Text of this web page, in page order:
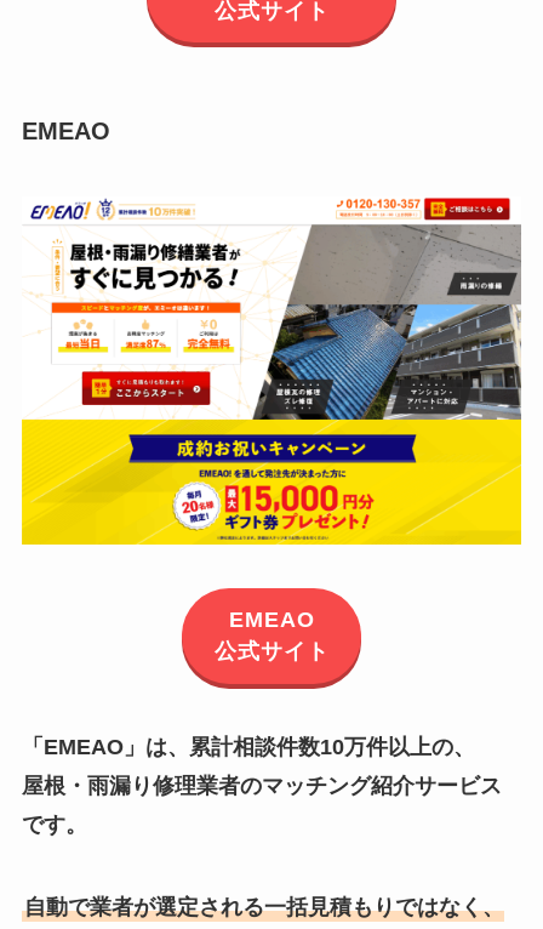
公式サイト
EMEAO
EMEAO
公式サイト
「EMEAO」は、累計相談件数10万件以上の、
屋根・雨漏り修理業者のマッチング紹介サービス
です。
自動で業者が選定される一括見積もりではなく、